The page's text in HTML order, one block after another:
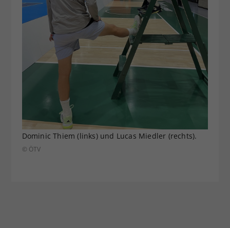
Dominic Thiem (links) und Lucas Miedler (rechts).
© ÖTV